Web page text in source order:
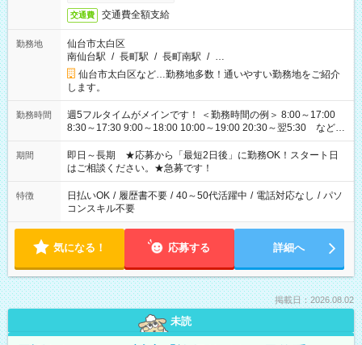
交通費 交通費全額支給
勤務地
仙台市太白区
南仙台駅 / 長町駅 / 長町南駅 / …
仙台市太白区など…勤務地多数！通いやすい勤務地をご紹介
します。
勤務時間
週5フルタイムがメインです！ ＜勤務時間の例＞ 8:00～17:00
8:30～17:30 9:00～18:00 10:00～19:00 20:30～翌5:30 など ★
その他にも勤務時間多数！ 日勤のみ、残業なし、交替制など
ご希望を教えてください！
期間
即日～長期 ★応募から「最短2日後」に勤務OK！スタート日
はご相談ください。★急募です！
特徴 日払いOK / 履歴書不要 / 40～50代活躍中 / 電話対応なし / パソ
コンスキル不要
気になる！ 応募する 詳細へ
掲載日：2026.08.02
未読